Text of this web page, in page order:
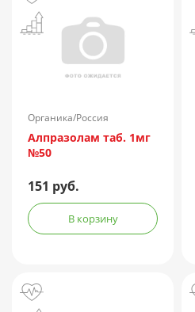
Органика/Россия
Алпразолам таб. 1мг
№50
151 руб.
В корзину